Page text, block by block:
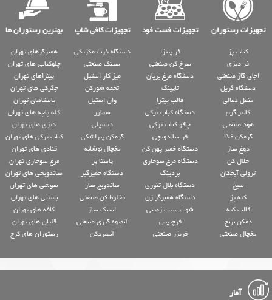
تجهیزات رستوران تجهیزات فست فود تجهیزات کافی شاپ بهترین رستوران ها
کباب پز
فر دیزی
اجاق گاز صنعتی
دستگاه گریل
منقل ذغالی
کانتر گرم
هود صنعتی
گرمکن غذا
دوغ ساز
خلال کن
ترولی آبچکان
سیخ
کته پز
قالب کته
دمکن برنج
یخچال صنعتی
فر پیتزا
سرخ کن صنعتی
دستگاه مرغ بریان
تاپینگ
قالب پیتزا
دستگاه کباب ترکی
چاقو کباب ترکی
فر ساندویچی
دستگاه خمیر پهن کن
دستگاه مرغ سوخاری
بردینگ
دستگاه بلال تنوری
دستگاه همبرگر زن
شوت سیب زمینی
فرچیپس
فریزر صنعتی
دستگاه ذرت مکزیکی
سینک صنعتی
میز کار استیل
تخمه شورکن
وان استیل
سماور
دیسپلی
گرمکن پیراشکی
یخچال نوشابه
پاستا پز
دستگاه خمیرگیر
ساندویچ ساز
مخلوط کن صنعتی
اسنک ساز
آبمیوه گیری صنعتی
آبسردکن
همبرگرهای تهران
چلوکبابی های تهران
پیتزاهای تهران
جگرکی های تهران
پاستاهای تهران
کله پاچه های تهران
دیزی های تهران
کباب ترکی های تهران
قنادی های تهران
مرغ سوخاری تهران
ساندویچی های تهران
سوشی های تهران
بستنی های تهران
کافه های تهران
قلیان های تهران
رستوران های کرج
آمار